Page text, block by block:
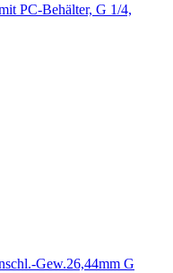
PC-Behälter, G 1/4,
Gew.26,44mm G